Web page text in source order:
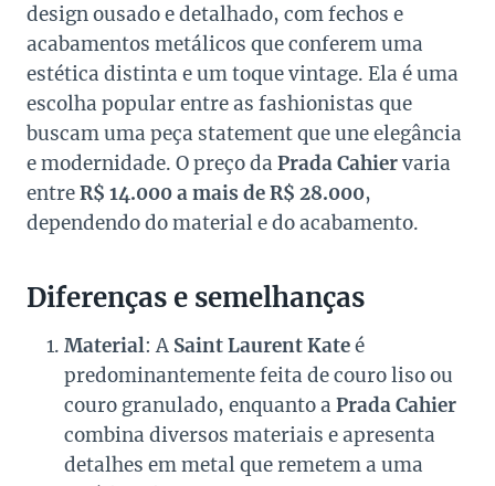
design ousado e detalhado, com fechos e
acabamentos metálicos que conferem uma
estética distinta e um toque vintage. Ela é uma
escolha popular entre as fashionistas que
buscam uma peça statement que une elegância
e modernidade. O preço da Prada Cahiervaria
entreR$ 14.000 a mais de R$ 28.000,
dependendo do material e do acabamento.
Diferenças e semelhanças
Material: A Saint Laurent Kateé
predominantemente feita de couro liso ou
couro granulado, enquanto a Prada Cahier
combina diversos materiais e apresenta
detalhes em metal que remetem a uma